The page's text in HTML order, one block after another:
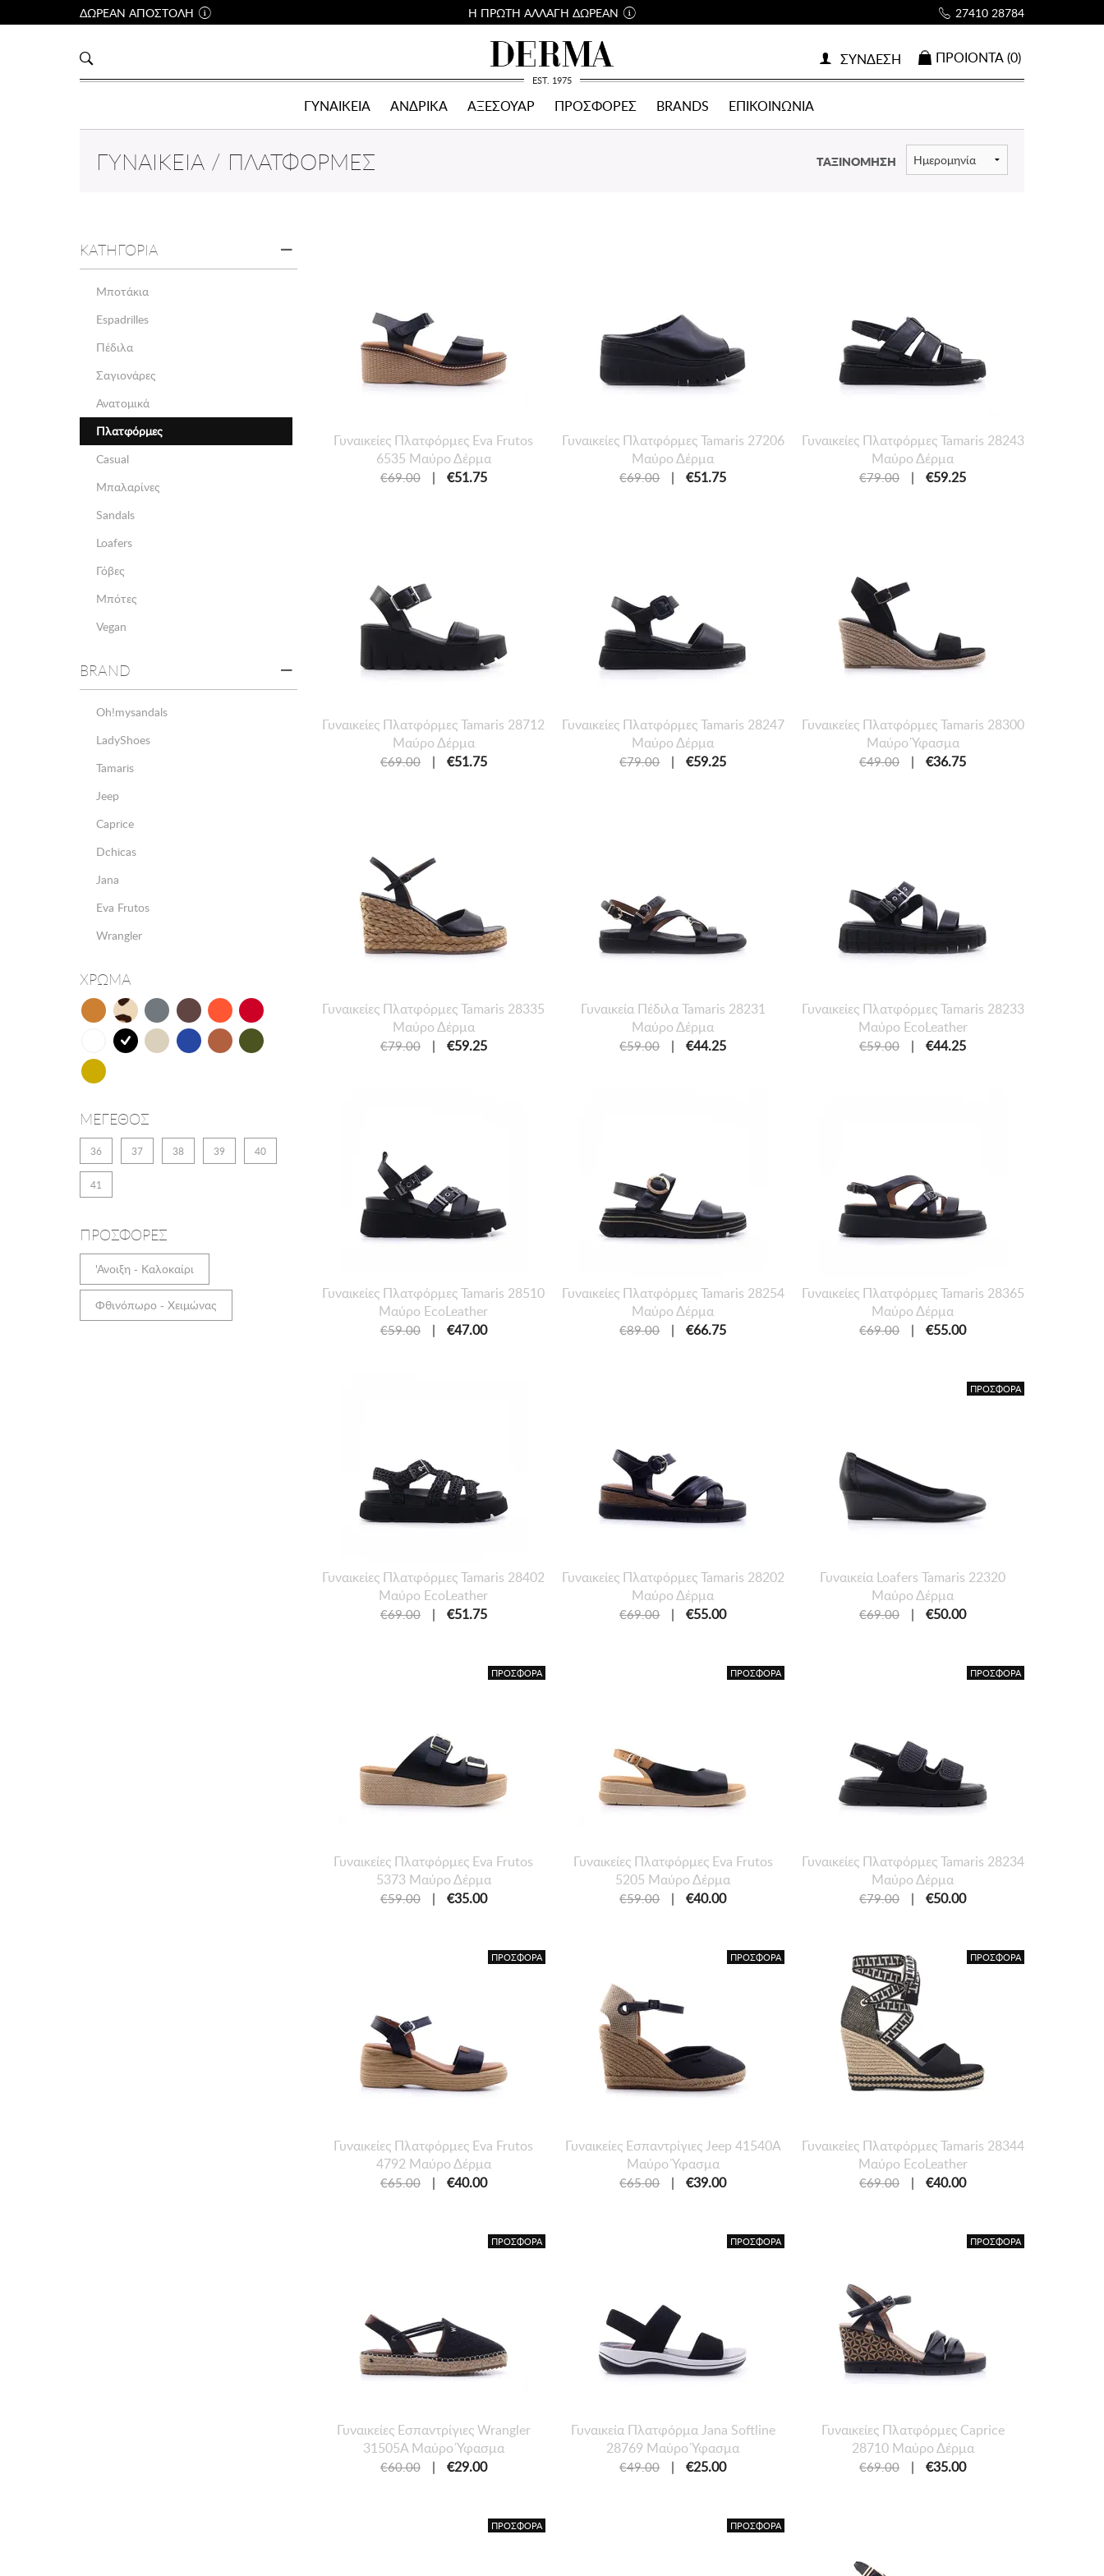
ΔΩΡΕΑΝ ΑΠΟΣΤΟΛΗ Η ΠΡΩΤΗ ΑΛΛΑΓΗ ΔΩΡΕΑΝ 27410 28784
ΠΡΟΙOΝΤΑ (0)
ΣΥΝΔΕΣΗ
EST. 1975
ΓΥΝΑΙΚΕΙΑ ΑΝΔΡΙΚΑ ΑΞΕΣΟΥΑΡ ΠΡΟΣΦΟΡΕΣ BRANDS ΕΠΙΚΟΙΝΩΝΙΑ
ΓΥΝΑΙΚΕΊΑ / ΠΛΑΤΦΌΡΜΕΣ ΤΑΞΙΝΟΜΗΣΗ
ΚΑΤΗΓΟΡΙΑ
Μποτάκια
Espadrilles
Πέδιλα
Σαγιονάρες
Ανατομικά
Πλατφόρμες
Casual
Μπαλαρίνες
Sandals
Loafers
Γόβες
Μπότες
Vegan
BRAND
Oh!mysandals
LadyShoes
Tamaris
Jeep
Caprice
Dchicas
Jana
Eva Frutos
Wrangler
ΧΡΩΜΑ
ΜΕΓΕΘΟΣ
36 37 38 39 40
41
ΠΡΟΣΦΟΡΕΣ
'Ανοιξη - Καλοκαίρι
Φθινόπωρο - Χειμώνας
Γυναικείες Πλατφόρμες Eva Frutos
6535 Μαύρο Δέρμα
€69.00 | €51.75
Γυναικείες Πλατφόρμες Tamaris 27206
Μαύρο Δέρμα
€69.00 | €51.75
Γυναικείες Πλατφόρμες Tamaris 28243
Μαύρο Δέρμα
€79.00 | €59.25
Γυναικείες Πλατφόρμες Tamaris 28712
Μαύρο Δέρμα
€69.00 | €51.75
Γυναικείες Πλατφόρμες Tamaris 28247
Μαύρο Δέρμα
€79.00 | €59.25
Γυναικείες Πλατφόρμες Tamaris 28300
Μαύρο Ύφασμα
€49.00 | €36.75
Γυναικείες Πλατφόρμες Tamaris 28335
Μαύρο Δέρμα
€79.00 | €59.25
Γυναικεία Πέδιλα Tamaris 28231
Μαύρο Δέρμα
€59.00 | €44.25
Γυναικείες Πλατφόρμες Tamaris 28233
Μαύρο EcoLeather
€59.00 | €44.25
Γυναικείες Πλατφόρμες Tamaris 28510
Μαύρο EcoLeather
€59.00 | €47.00
Γυναικείες Πλατφόρμες Tamaris 28254
Μαύρο Δέρμα
€89.00 | €66.75
Γυναικείες Πλατφόρμες Tamaris 28365
Μαύρο Δέρμα
€69.00 | €55.00
Γυναικείες Πλατφόρμες Tamaris 28402
Μαύρο EcoLeather
€69.00 | €51.75
Γυναικείες Πλατφόρμες Tamaris 28202
Μαύρο Δέρμα
€69.00 | €55.00
ΠΡΟΣΦΟΡΑ
Γυναικεία Loafers Tamaris 22320
Μαύρο Δέρμα
€69.00 | €50.00
ΠΡΟΣΦΟΡΑ
Γυναικείες Πλατφόρμες Eva Frutos
5373 Μαύρο Δέρμα
€59.00 | €35.00
ΠΡΟΣΦΟΡΑ
Γυναικείες Πλατφόρμες Eva Frutos
5205 Μαύρο Δέρμα
€59.00 | €40.00
ΠΡΟΣΦΟΡΑ
Γυναικείες Πλατφόρμες Tamaris 28234
Μαύρο Δέρμα
€79.00 | €50.00
ΠΡΟΣΦΟΡΑ
Γυναικείες Πλατφόρμες Eva Frutos
4792 Μαύρο Δέρμα
€65.00 | €40.00
ΠΡΟΣΦΟΡΑ
Γυναικείες Εσπαντρίγιες Jeep 41540A
Μαύρο Ύφασμα
€65.00 | €39.00
ΠΡΟΣΦΟΡΑ
Γυναικείες Πλατφόρμες Tamaris 28344
Μαύρο EcoLeather
€69.00 | €40.00
ΠΡΟΣΦΟΡΑ
Γυναικείες Εσπαντρίγιες Wrangler
31505A Μαύρο Ύφασμα
€60.00 | €29.00
ΠΡΟΣΦΟΡΑ
Γυναικεία Πλατφόρμα Jana Softline
28769 Μαύρο Ύφασμα
€49.00 | €25.00
ΠΡΟΣΦΟΡΑ
Γυναικείες Πλατφόρμες Caprice
28710 Μαύρο Δέρμα
€69.00 | €35.00
ΠΡΟΣΦΟΡΑ ΠΡΟΣΦΟΡΑ